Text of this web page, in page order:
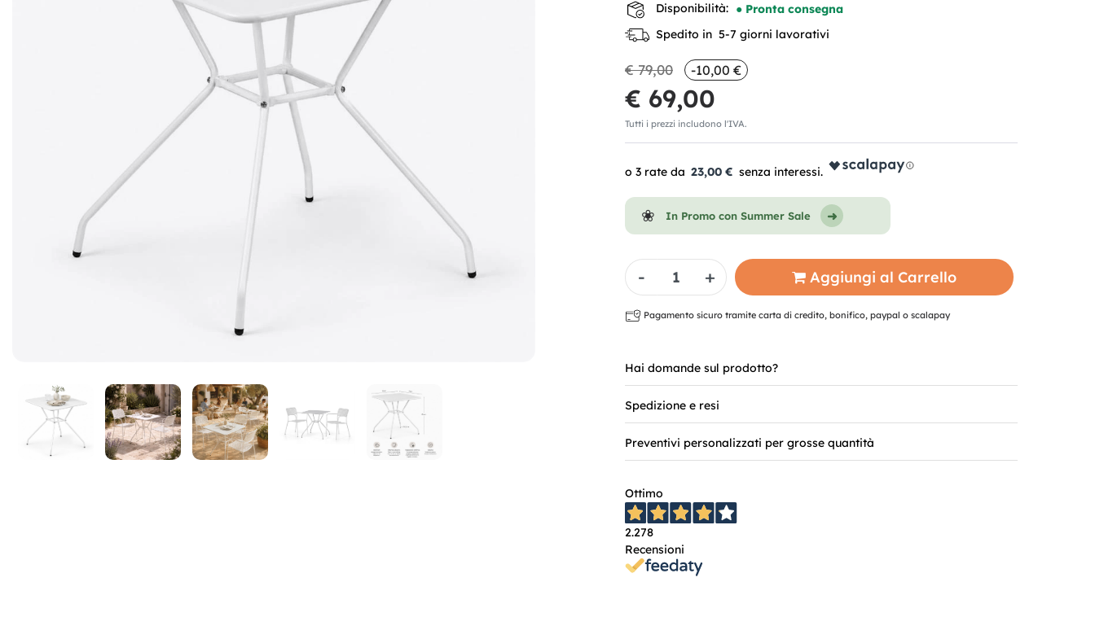
Disponibilità: ● Pronta consegna
Spedito in 5-7 giorni lavorativi
€ 79,00 -10,00 €
€ 69,00
Tutti i prezzi includono l'IVA.
23,00 €
In Promo con Summer Sale
Quantità
Aggiungi al Carrello
Pagamento sicuro tramite carta di credito, bonifico, paypal o scalapay
Hai domande sul prodotto?
Spedizione e resi
Preventivi personalizzati per grosse quantità
Ottimo
2.278
Recensioni